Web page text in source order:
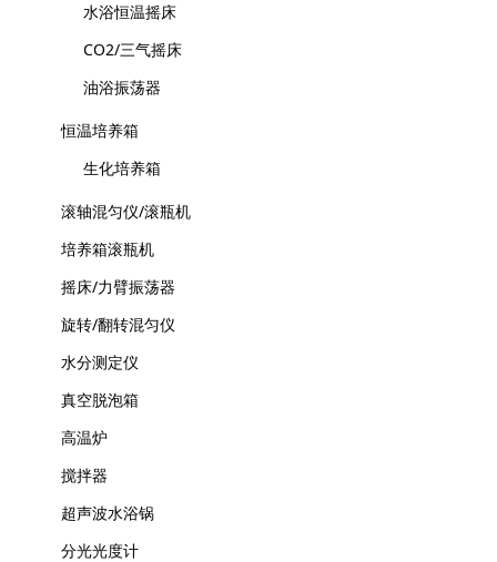
水浴恒温摇床
CO2/三气摇床
油浴振荡器
恒温培养箱
生化培养箱
滚轴混匀仪/滚瓶机
培养箱滚瓶机
摇床/力臂振荡器
旋转/翻转混匀仪
水分测定仪
真空脱泡箱
高温炉
搅拌器
超声波水浴锅
分光光度计